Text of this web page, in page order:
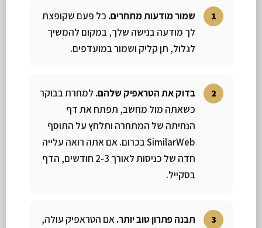
שמור מודעות מתחרים. כל פעם שקופצת
לך מודעה בנישה שלך, במקום להמשיך
לגלול, תן קליק ושמור במועדפים.
בדוק את הטראפיק שלהם. למחרת בבוקר
כשאתה מול מחשב, תפתח את דף
הנחיתה של המתחרה ותלחץ על התוסף
SimilarWeb בכרום. אם אתה רואה עלייה
חדה של כניסות לאורך 2-3 חודשים, הדף
בסקייל.
תבנה פתרון טוב יותר.אם הטראפיק עולה,